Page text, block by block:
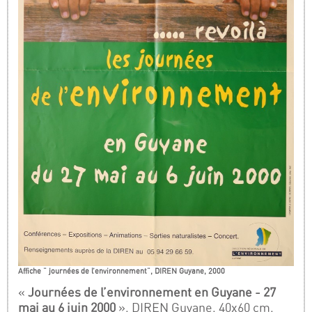
Affiche " journées de l’environnement", DIREN Guyane, 2000
«Journées de l’environnement en Guyane - 27
mai au 6 juin 2000 », DIREN Guyane, 40x60 cm,